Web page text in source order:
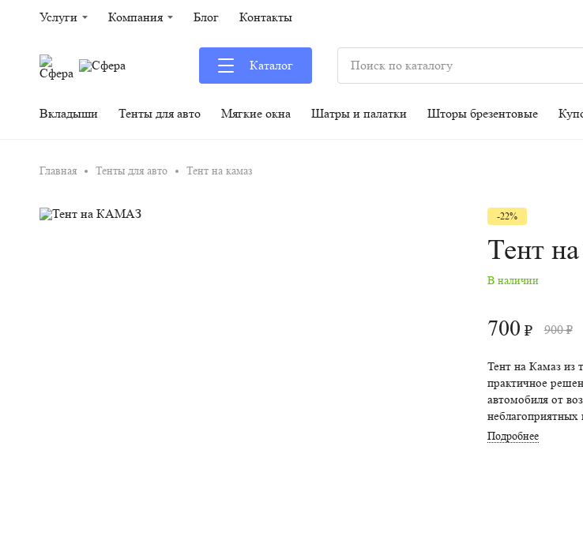
Услуги Компания Блог Контакты
Каталог
Вкладыши Тенты для авто
Главная Тенты для авто Тент на камаз
-22%
Тент
В наличии
700 ₽ 900₽
Тент на Камаз из
практичное
автомобиля от
Подробнее